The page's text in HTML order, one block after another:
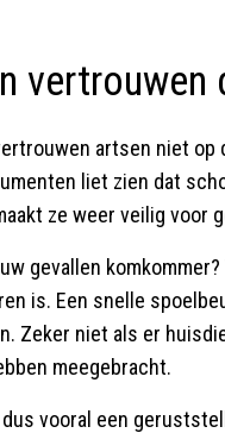
vertrouwen
artsen niet
liet zien dat
ze weer veilig voor
gevallen
is. Een snelle
Zeker niet als er
meegebracht.
vooral een